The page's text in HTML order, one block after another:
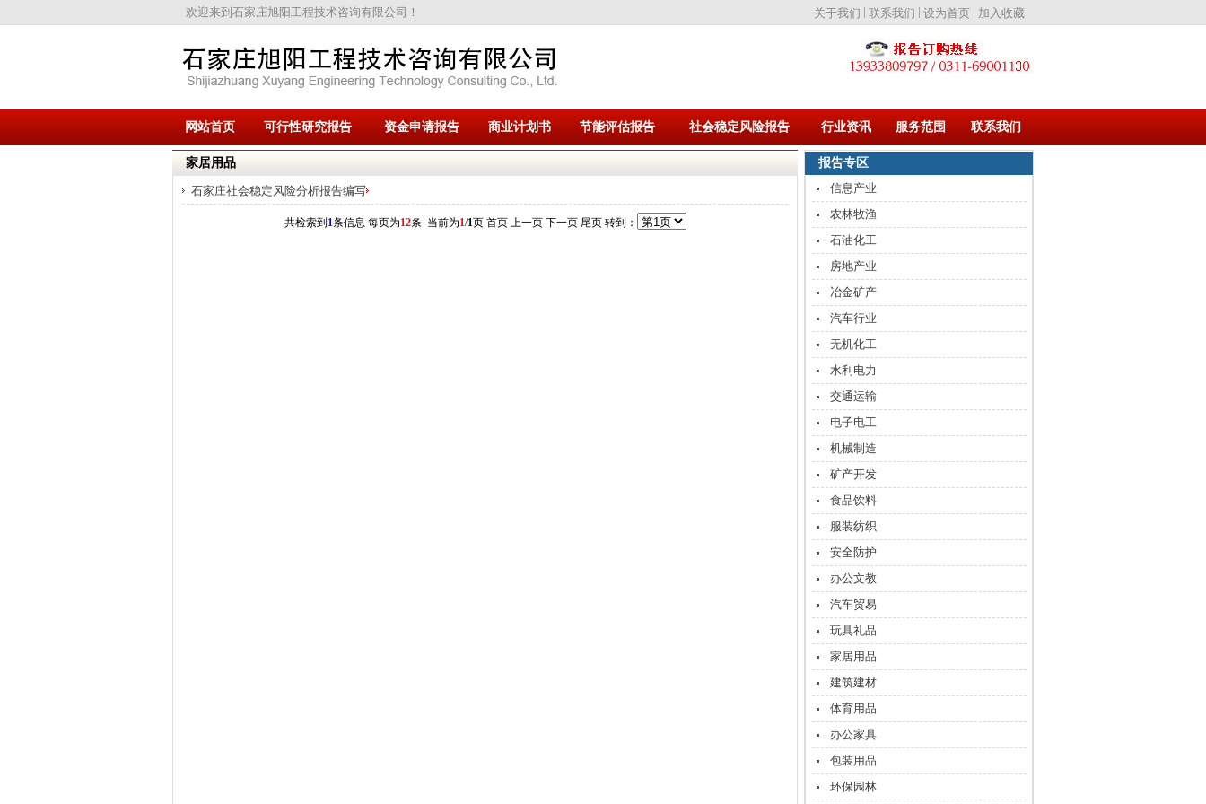
欢迎来到石家庄旭阳工程技术咨询有限公司！ 关于我们 | 联系我们 | 设为首页 | 加入收藏
网站首页 可行性研究报告 资金申请报告 商业计划书 节能评估报告 社会稳定风险报告 行业资讯 服务范围 联系我们
家居用品
石家庄社会稳定风险分析报告编写
共检索到 1条信息 每页为12条 当前为1/1页 首页 上一页 下一页 尾页转到：
报告专区
信息产业
农林牧渔
石油化工
房地产业
冶金矿产
汽车行业
无机化工
水利电力
交通运输
电子电工
机械制造
矿产开发
食品饮料
服装纺织
安全防护
办公文教
汽车贸易
玩具礼品
家居用品
建筑建材
体育用品
办公家具
包装用品
环保园林